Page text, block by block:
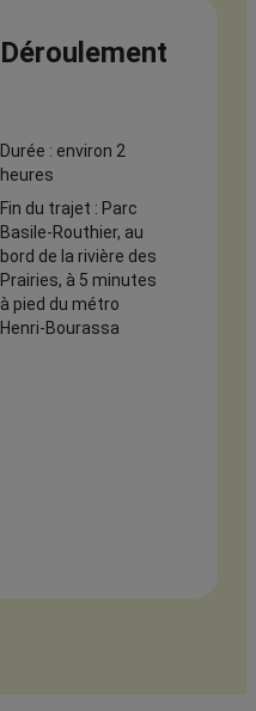
Déroulement
Durée : environ 2
heures
Fin du trajet : Parc
Basile-Routhier, au
bord de la rivière des
Prairies, à 5 minutes
à pied du métro
Henri-Bourassa